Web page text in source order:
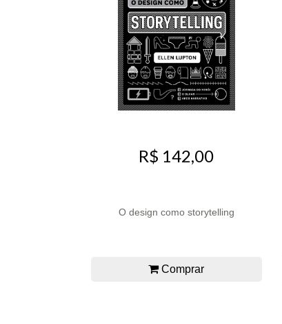
R$ 142,00
O design como storytelling
Comprar